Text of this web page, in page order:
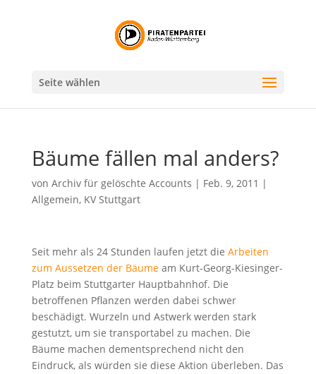
Seite wählen
Bäume fällen mal anders?
von Archiv für gelöschte Accounts | Feb. 9, 2011 |
Allgemein, KV Stuttgart
Seit mehr als 24 Stunden laufen jetzt die Arbeiten
zum Aussetzen der Bäumeam Kurt-Georg-Kiesinger-
Platz beim Stuttgarter Hauptbahnhof. Die
betroffenen Pflanzen werden dabei schwer
beschädigt. Wurzeln und Astwerk werden stark
gestutzt, um sie transportabel zu machen. Die
Bäume machen dementsprechend nicht den
Eindruck, als würden sie diese Aktion überleben. Das